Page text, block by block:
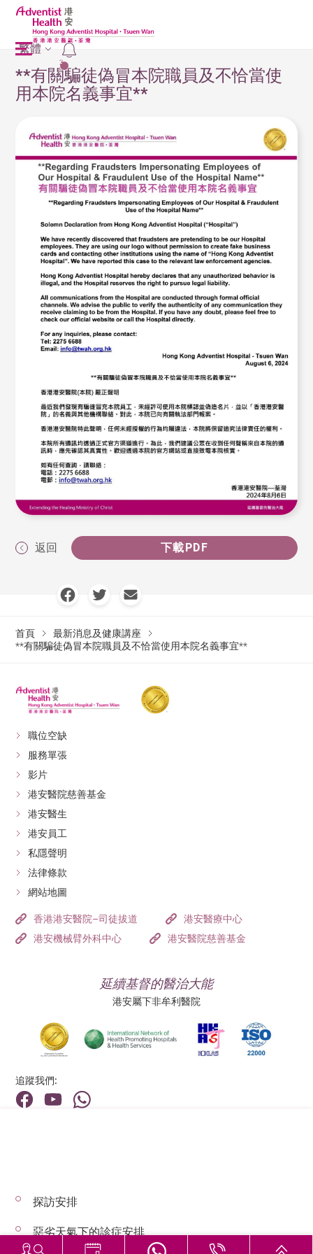
2
繁體
**有關騙徒偽冒本院職員及不恰當使
用本院名義事宜**
返回 下載PDF
首頁
最新消息及健康講座
**有關騙徒偽冒本院職員及不恰當使用本院名義事宜**
職位空缺
服務單張
影片
港安醫院慈善基金
港安醫生
港安員工
私隱聲明
法律條款
網站地圖
香港港安醫院–司徒拔道
港安醫療中心
港安機械臂外科中心
港安醫院慈善基金
延續基督的醫治大能
港安屬下非牟利醫院
追蹤我們:
© 2026 版權所有 © 港安醫療 保留一切權利
探訪安排
惡劣天氣下的診症安排